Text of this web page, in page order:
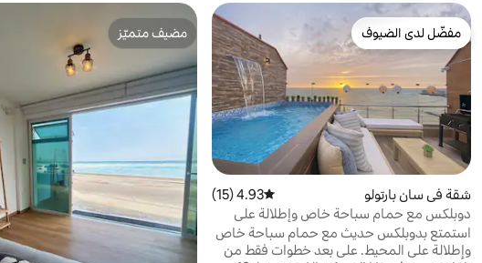
مفضّل لدى الضيوف
مفضّل لدى الضيوف
شقة في سان بارتولو متوسط التقييم 4.93 من 5، 15 مراجعات
4.93 (15)
دوبلكس مع حمام سباحة خاص وإطلالة على
المحيط NB
استمتع بدوبلكس حديث مع حمام سباحة خاص
وإطلالة على المحيط. على بعد خطوات فقط من
مضيف متميّز
مضيف متميّز